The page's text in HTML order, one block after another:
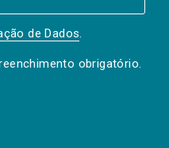
de Dados.
obrigatório.